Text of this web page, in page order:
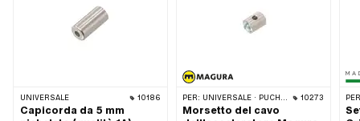
UNIVERSALE 10186
Capicorda da 5 mm
PER: UNIVERSALE · PUCH · SACHS · PONY / CILO (BETA 521 E 512) · PIAGGIO · ZÜNDAPP BELMONDO · TOMOS 10273
Morsetto del cavo